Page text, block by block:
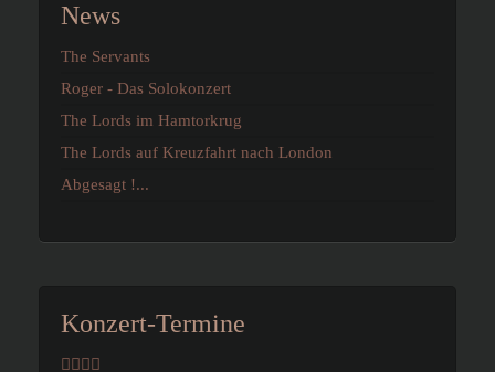
News
The Servants
Roger - Das Solokonzert
The Lords im Hamtorkrug
The Lords auf Kreuzfahrt nach London
Abgesagt !...
Konzert-Termine
Jahr
Monat
Jahr
Monat